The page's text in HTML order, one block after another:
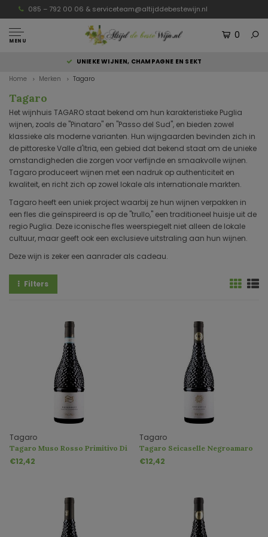
085 – 792 00 06 & serviceteam@altijddebestewijn.nl
MENU
0
UNIEKE WIJNEN, CHAMPAGNE EN SEKT
Home Merken Tagaro
Tagaro
Het wijnhuis TAGARO staat bekend om hun karakteristieke Puglia
wijnen, zoals de "Pinataro" en "Passo del Sud", en bieden zowel
klassieke als moderne varianten. Hun wijngaarden bevinden zich in
de pittoreske Valle d'Itria, een gebied dat bekend staat om de unieke
omstandigheden die zorgen voor verfijnde en smaakvolle wijnen.
Tagaro produceert wijnen met een nadruk op authenticiteit en
kwaliteit, en richt zich op zowel lokale als internationale markten.
Tagaro heeft een uniek project waarbij ze hun wijnen verpakken in
een fles die geïnspireerd is op de "trullo," een traditioneel huisje uit de
regio Puglia. Deze iconische fles weerspiegelt niet alleen de lokale
cultuur, maar geeft ook een exclusieve uitstraling aan hun wijnen.
Deze wijn is zeker een aanrader als cadeau.
Filters
Tagaro
Tagaro Muso Rosso Primitivo Di
Manduria DOP
€12,42
Tagaro
Tagaro Seicaselle Negroamaro
Puglia IGP
€12,42